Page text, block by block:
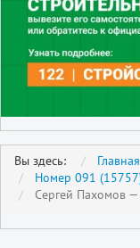
Вы здесь: Главная
Номер 091
Сергей Пахомов —